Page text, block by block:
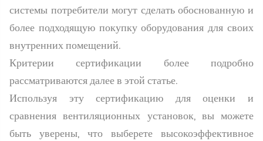
системы потребители могут сделать обоснованную и
более подходящую покупку оборудования для своих
внутренних помещений.
Критерии сертификации более подробно
рассматриваются далее в этой статье.
Используя эту сертификацию для оценки и
сравнения вентиляционных установок, вы можете
быть уверены, что выберете высокоэффективное